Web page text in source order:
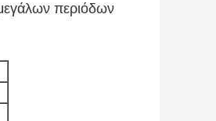
περιόδων